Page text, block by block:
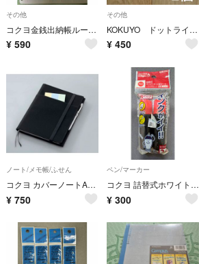
その他
コクヨ金銭出納帳ルーズリーフＢ5 26穴
¥ 590
その他
KOKUYO ドットライナー プチモア 2個セット
¥ 450
ノート/メモ帳/ふせん
コクヨ カバーノートA5T ノ-685B-D
¥ 750
ペン/マーカー
コクヨ 詰替式ホワイトボード用マーカー ＜インクガイイ＞ 詰替インク 赤 2本入
¥ 300